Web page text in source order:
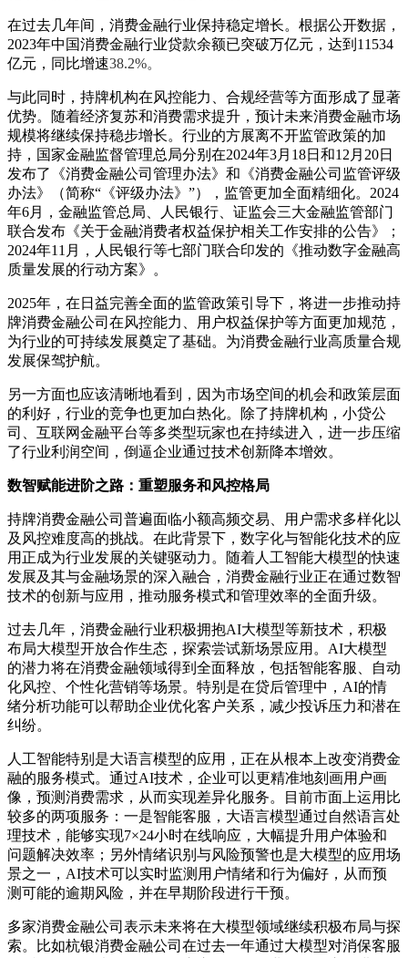
在过去几年间，消费金融行业保持稳定增长。根据公开数据，
2023年中国消费金融行业贷款余额已突破万亿元，达到11534
亿元，同比增速38.2%。
与此同时，持牌机构在风控能力、合规经营等方面形成了显著
优势。随着经济复苏和消费需求提升，预计未来消费金融市场
规模将继续保持稳步增长。行业的方展离不开监管政策的加
持，国家金融监督管理总局分别在2024年3月18日和12月20日
发布了《消费金融公司管理办法》和《消费金融公司监管评级
办法》（简称“《评级办法》”），监管更加全面精细化。2024
年6月，金融监管总局、人民银行、证监会三大金融监管部门
联合发布《关于金融消费者权益保护相关工作安排的公告》；
2024年11月，人民银行等七部门联合印发的《推动数字金融高
质量发展的行动方案》。
2025年，在日益完善全面的监管政策引导下，将进一步推动持
牌消费金融公司在风控能力、用户权益保护等方面更加规范，
为行业的可持续发展奠定了基础。为消费金融行业高质量合规
发展保驾护航。
另一方面也应该清晰地看到，因为市场空间的机会和政策层面
的利好，行业的竞争也更加白热化。除了持牌机构，小贷公
司、互联网金融平台等多类型玩家也在持续进入，进一步压缩
了行业利润空间，倒逼企业通过技术创新降本增效。
数智赋能进阶之路：重塑服务和风控格局
持牌消费金融公司普遍面临小额高频交易、用户需求多样化以
及风控难度高的挑战。在此背景下，数字化与智能化技术的应
用正成为行业发展的关键驱动力。随着人工智能大模型的快速
发展及其与金融场景的深入融合，消费金融行业正在通过数智
技术的创新与应用，推动服务模式和管理效率的全面升级。
过去几年，消费金融行业积极拥抱AI大模型等新技术，积极
布局大模型开放合作生态，探索尝试新场景应用。AI大模型
的潜力将在消费金融领域得到全面释放，包括智能客服、自动
化风控、个性化营销等场景。特别是在贷后管理中，AI的情
绪分析功能可以帮助企业优化客户关系，减少投诉压力和潜在
纠纷。
人工智能特别是大语言模型的应用，正在从根本上改变消费金
融的服务模式。通过AI技术，企业可以更精准地刻画用户画
像，预测消费需求，从而实现差异化服务。目前市面上运用比
较多的两项服务：一是智能客服，大语言模型通过自然语言处
理技术，能够实现7×24小时在线响应，大幅提升用户体验和
问题解决效率；另外情绪识别与风险预警也是大模型的应用场
景之一，AI技术可以实时监测用户情绪和行为偏好，从而预
测可能的逾期风险，并在早期阶段进行干预。
多家消费金融公司表示未来将在大模型领域继续积极布局与探
索。比如杭银消费金融公司在过去一年通过大模型对消保客服